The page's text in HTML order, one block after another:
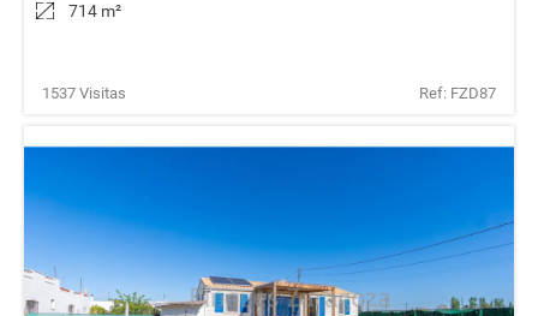
714 m²
1537 Visitas Ref: FZD87